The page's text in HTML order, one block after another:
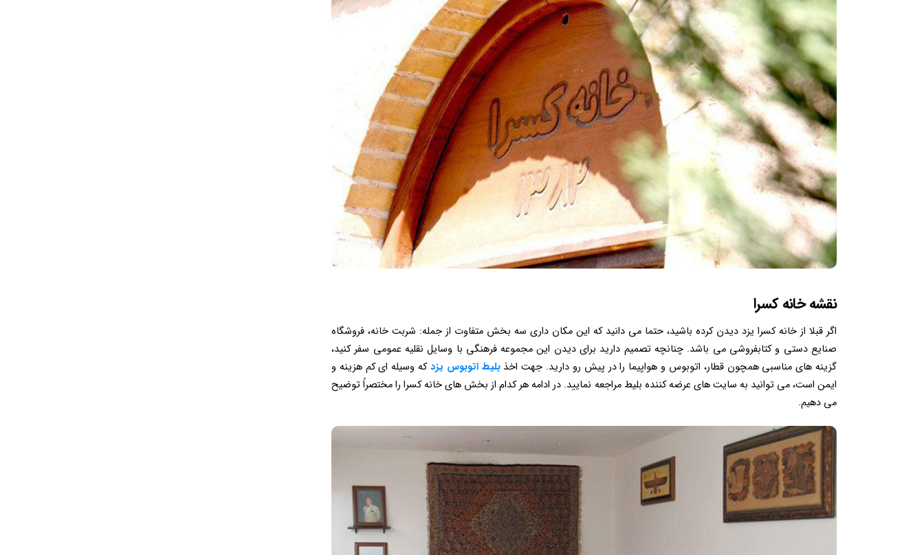
نقشه خانه کسرا
اگر قبلا از خانه کسرا یزد دیدن کرده باشید، حتما می دانید که این مکان داری سه بخش متفاوت از جمله: شربت خانه، فروشگاه
صنایع دستی و کتابفروشی می باشد. چنانچه تصمیم دارید برای دیدن این مجموعه فرهنگی با وسایل نقلیه عمومی سفر کنید،
گزینه های مناسبی همچون قطار، اتوبوس و هواپیما را در پیش رو دارید. جهت اخذ بلیط اتوبوس یزد که وسیله ای کم هزینه و
ایمن است، می توانید به سایت های عرضه کننده بلیط مراجعه نمایید. در ادامه هر کدام از بخش های خانه کسرا را مختصراً توضیح
می دهیم.